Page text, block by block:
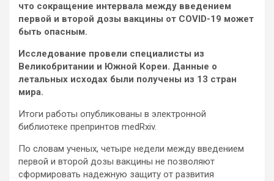
что сокращение интервала между введением
первой и второй дозы вакцины от COVID-19 может
быть опасным.
Исследование провели специалисты из
Великобритании и Южной Кореи. Данные о
летальных исходах были получены из 13 стран
мира.
Итоги работы опубликованы в электронной
библиотеке препринтов medRxiv.
По словам ученых, четыре недели между введением
первой и второй дозы вакцины не позволяют
сформировать надежную защиту от развития